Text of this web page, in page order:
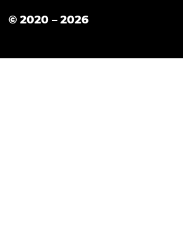
© 2020 – 2026